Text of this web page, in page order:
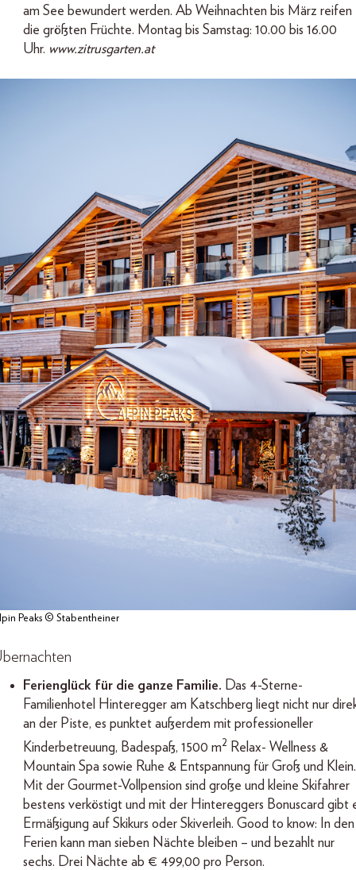
am See bewundert werden. Ab Weihnachten bis März reifen
die größten Früchte. Montag bis Samstag: 10.00 bis 16.00
Uhr. www.zitrusgarten.at
Peaks © Stabentheiner
Ferienglück für die ganze Familie. Das 4-Sterne-
Familienhotel Hinteregger am Katschberg liegt nicht nur
an der Piste, es punktet außerdem mit professioneller
Kinderbetreuung, Badespaß, 1500 m2 Relax- Wellness &
Mountain Spa sowie Ruhe & Entspannung für Groß und Klein.
Mit der Gourmet-Vollpension sind große und kleine Skifahrer
bestens verköstigt und mit der Hintereggers Bonuscard gibt
Ermäßigung auf Skikurs oder Skiverleih. Good to know: In den
Ferien kann man sieben Nächte bleiben – und bezahlt nur
sechs. Drei Nächte ab € 499,00 pro Person.